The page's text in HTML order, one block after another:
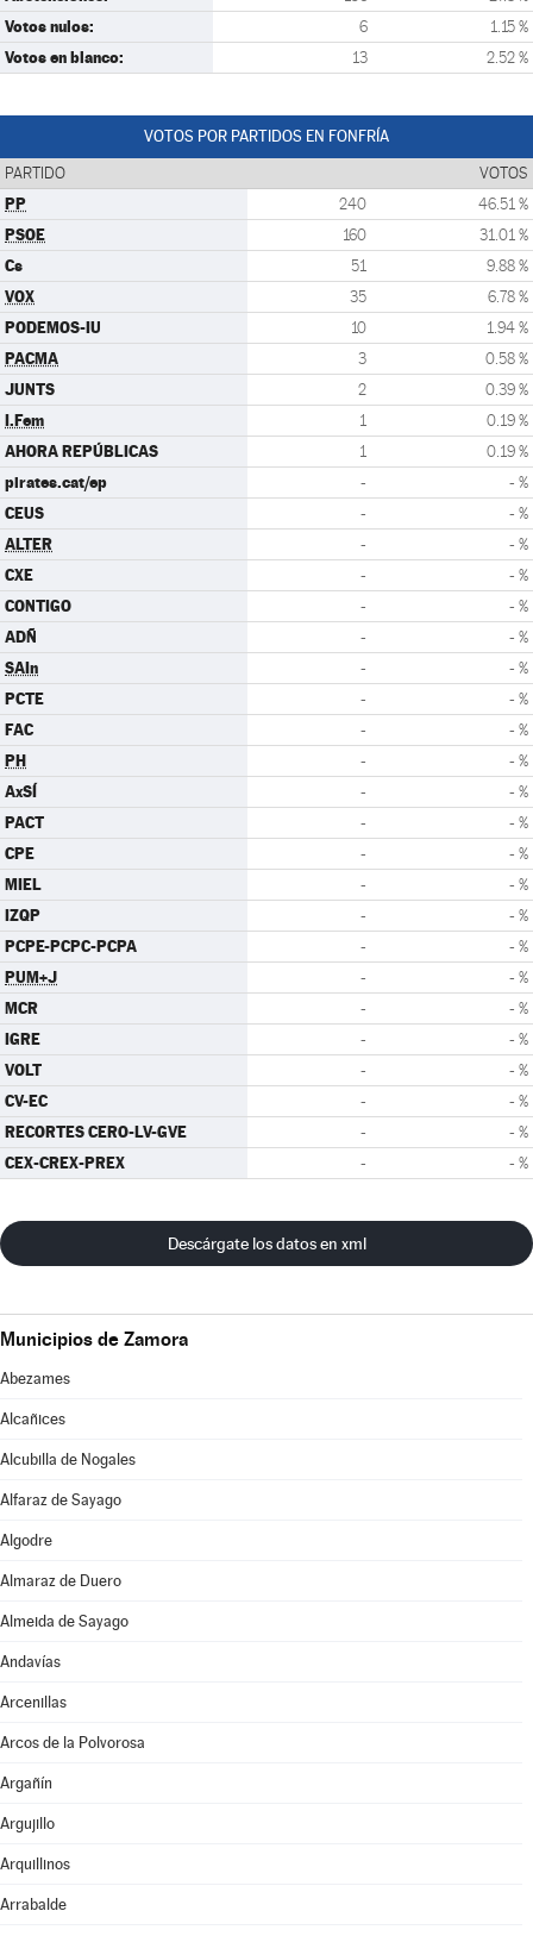
Votos nulos: 6 1.15 %
Votos en blanco: 13 2.52 %
VOTOS POR PARTIDOS EN FONFRÍA
PARTIDO VOTOS
PP 240 46.51 %
PSOE 160 31.01 %
Cs 51 9.88 %
VOX 35 6.78 %
PODEMOS-IU 10 1.94 %
PACMA 3 0.58 %
JUNTS 2 0.39 %
I.Fem 1 0.19 %
AHORA REPÚBLICAS 1 0.19 %
pirates.cat/ep - - %
CEUS - - %
ALTER - - %
CXE - - %
CONTIGO - - %
ADÑ - - %
SAIn - - %
PCTE - - %
FAC - - %
PH - - %
AxSÍ - - %
PACT - - %
CPE - - %
MIEL - - %
IZQP - - %
PCPE-PCPC-PCPA - - %
PUM+J - - %
MCR - - %
IGRE - - %
VOLT - - %
CV-EC - - %
RECORTES CERO-LV-GVE - - %
CEX-CREX-PREX - - %
Descárgate los datos en xml
Municipios de Zamora
Abezames
Alcañices
Alcubilla de Nogales
Alfaraz de Sayago
Algodre
Almaraz de Duero
Almeida de Sayago
Andavías
Arcenillas
Arcos de la Polvorosa
Argañín
Argujillo
Arquillinos
Arrabalde